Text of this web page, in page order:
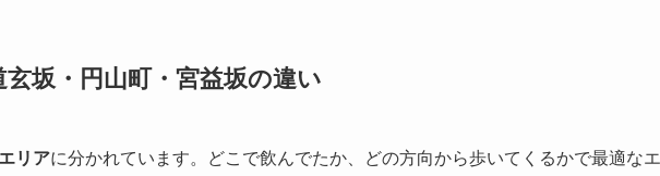
坂・円山町・宮益坂の違い
リアに分かれています。どこで飲んでたか、どの方向から歩いてくるかで最適なエ